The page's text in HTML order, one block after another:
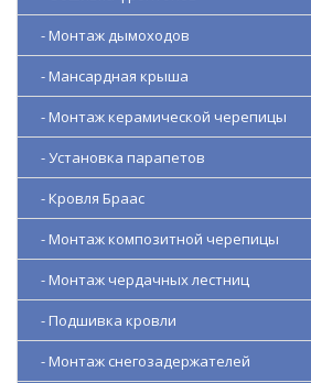
- Монтаж дымоходов
- Мансардная крыша
- Монтаж керамической черепицы
- Установка парапетов
- Кровля Браас
- Монтаж композитной черепицы
- Монтаж чердачных лестниц
- Подшивка кровли
- Монтаж снегозадержателей